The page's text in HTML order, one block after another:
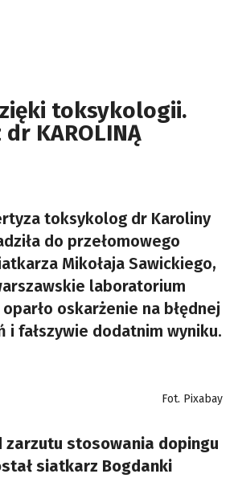
toksykologii.
KAROLINĄ
toksykolog dr Karoliny
do przełomowego
Mikołaja Sawickiego,
laboratorium
oskarżenie na błędnej
i fałszywie dodatnim wyniku.
Fot. Pixabay
zarzutu stosowania dopingu
siatkarz Bogdanki